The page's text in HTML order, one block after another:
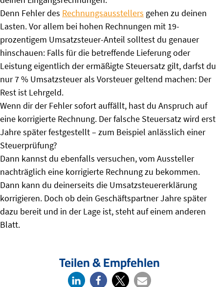
Denn Fehler des Rechnungsausstellers gehen zu deinen
Lasten. Vor allem bei hohen Rechnungen mit 19-
prozentigem Umsatzsteuer-Anteil solltest du genauer
hinschauen: Falls für die betreffende Lieferung oder
Leistung eigentlich der ermäßigte Steuersatz gilt, darfst du
nur 7 % Umsatzsteuer als Vorsteuer geltend machen: Der
Rest ist Lehrgeld.
Wenn dir der Fehler sofort auffällt, hast du Anspruch auf
eine korrigierte Rechnung. Der falsche Steuersatz wird erst
Jahre später festgestellt – zum Beispiel anlässlich einer
Steuerprüfung?
Dann kannst du ebenfalls versuchen, vom Aussteller
nachträglich eine korrigierte Rechnung zu bekommen.
Dann kann du deinerseits die Umsatzsteuererklärung
korrigieren. Doch ob dein Geschäftspartner Jahre später
dazu bereit und in der Lage ist, steht auf einem anderen
Blatt.
Teilen & Empfehlen